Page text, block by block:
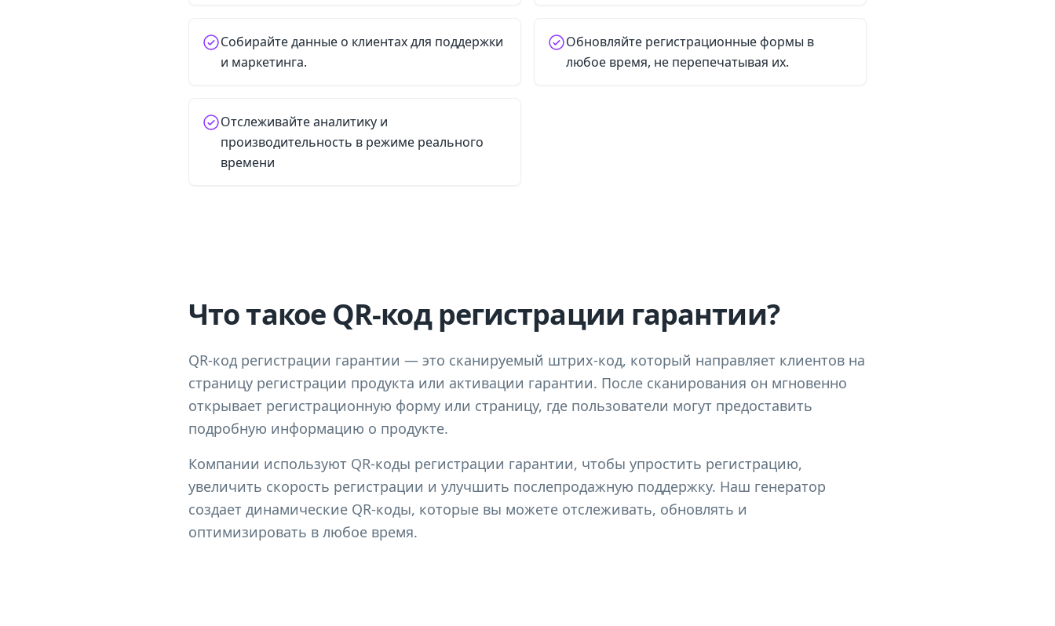
Собирайте данные о клиентах для поддержки
и маркетинга.
Обновляйте регистрационные формы в
любое время, не перепечатывая их.
Отслеживайте аналитику и
производительность в режиме реального
времени
Что такое QR-код регистрации гарантии?
QR-код регистрации гарантии — это сканируемый штрих-код, который направляет клиентов на
страницу регистрации продукта или активации гарантии. После сканирования он мгновенно
открывает регистрационную форму или страницу, где пользователи могут предоставить
подробную информацию о продукте.
Компании используют QR-коды регистрации гарантии, чтобы упростить регистрацию,
увеличить скорость регистрации и улучшить послепродажную поддержку. Наш генератор
создает динамические QR-коды, которые вы можете отслеживать, обновлять и
оптимизировать в любое время.